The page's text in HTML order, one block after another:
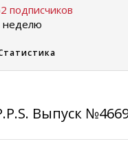
подписчиков
неделю
Выпуск